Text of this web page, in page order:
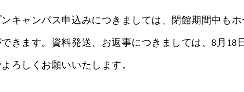
キャンパス申込みにつきましては、閉館期間中も
きます。資料発送、お返事につきましては、8月18
ろしくお願いいたします。